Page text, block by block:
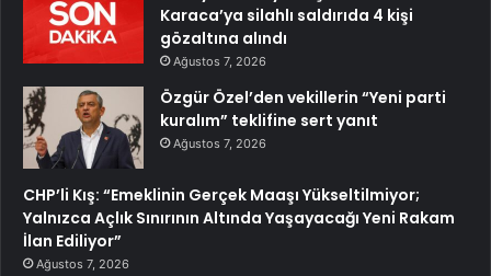
Karaca’ya silahlı saldırıda 4 kişi
gözaltına alındı
Ağustos 7, 2026
Özgür Özel’den vekillerin “Yeni parti
kuralım” teklifine sert yanıt
Ağustos 7, 2026
CHP’li Kış: “Emeklinin Gerçek Maaşı Yükseltilmiyor;
Yalnızca Açlık Sınırının Altında Yaşayacağı Yeni Rakam
İlan Ediliyor”
Ağustos 7, 2026